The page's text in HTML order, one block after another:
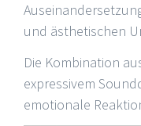
und ästhetischen
Die Kombination
expressivem
emotionale